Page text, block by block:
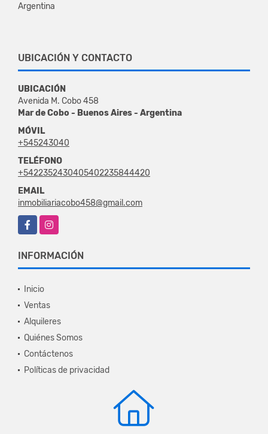
Argentina
UBICACIÓN Y CONTACTO
UBICACIÓN
Avenida M. Cobo 458
Mar de Cobo - Buenos Aires - Argentina
MÓVIL
+545243040
TELÉFONO
+5422352430405402235844420
EMAIL
inmobiliariacobo458@gmail.com
FacebookInstagram
INFORMACIÓN
Inicio
Ventas
Alquileres
Quiénes Somos
Contáctenos
Políticas de privacidad